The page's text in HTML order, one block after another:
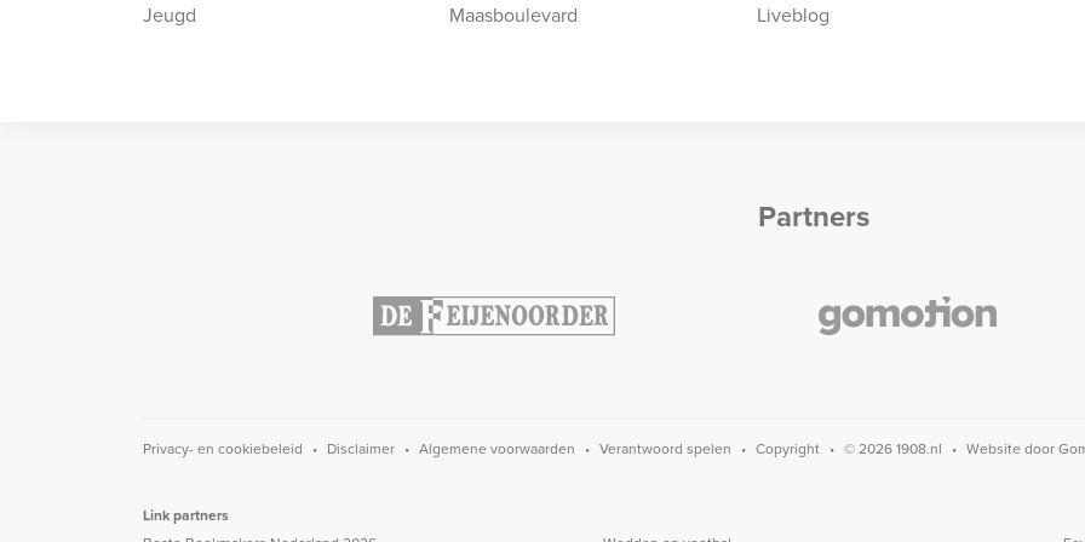
Jeugd
Maasboulevard
Liveblog
Partners
Privacy- en cookiebeleid Disclaimer Algemene voorwaarden Verantwoord spelen Copyright © 2026 1908.nl Website door
Link partners